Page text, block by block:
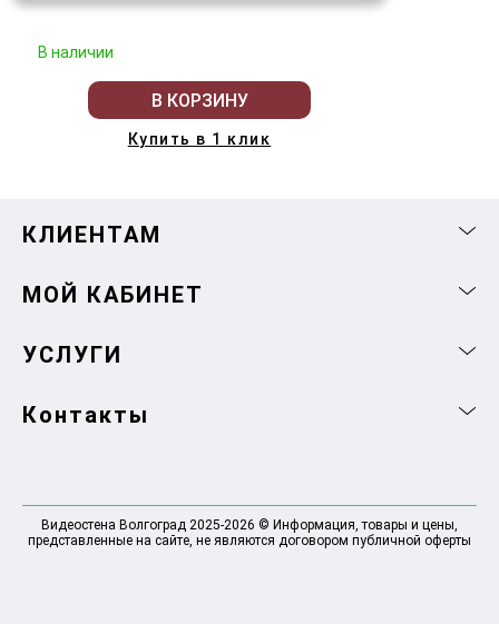
В наличии
В КОРЗИНУ
Купить в 1 клик
КЛИЕНТАМ
МОЙ КАБИНЕТ
УСЛУГИ
Контакты
Видеостена Волгоград 2025-2026 © Информация, товары и цены,
представленные на сайте, не являются договором публичной оферты